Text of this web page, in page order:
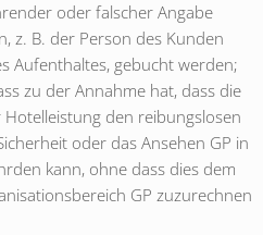
oder falscher Angabe
z. B. der Person des Kunden
Aufenthaltes, gebucht werden;
zu der Annahme hat, dass die
den reibungslosen
oder das Ansehen GP in
kann, ohne dass dies dem
GP zuzurechnen